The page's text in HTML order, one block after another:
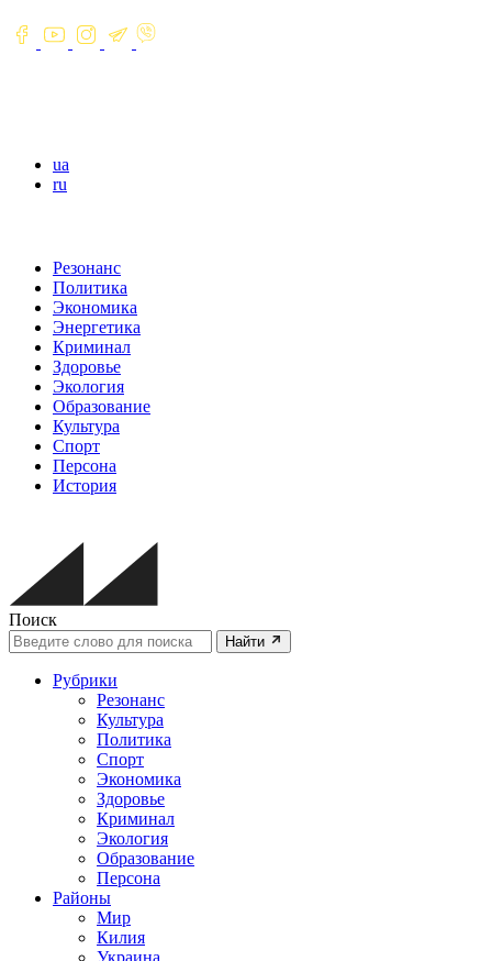
ua
ru
Резонанс
Политика
Экономика
Энергетика
Криминал
Здоровье
Экология
Образование
Культура
Спорт
Персона
История
Поиск
Найти
Рубрики
Резонанс
Культура
Политика
Спорт
Экономика
Здоровье
Криминал
Экология
Образование
Персона
Районы
Мир
Килия
Украина